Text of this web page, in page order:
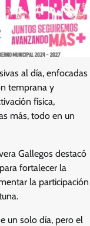
al día, enfocadas
temprana y
física,
más, todo en un
Gallegos destacó
fortalecer la
la participación
un solo día, pero el